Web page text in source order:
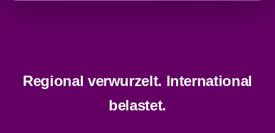
Regional verwurzelt. International
belastet.